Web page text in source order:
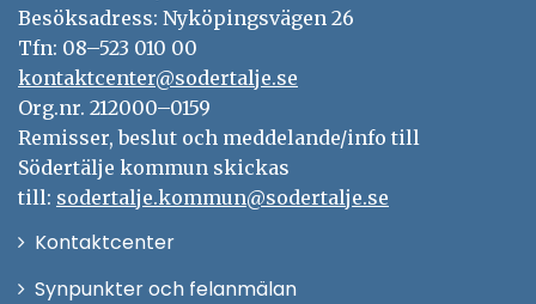
Besöksadress: Nyköpingsvägen 26
Tfn: 08–523 010 00
kontaktcenter@sodertalje.se
Org.nr. 212000–0159
Remisser, beslut och meddelande/info till
Södertälje kommun skickas
till: sodertalje.kommun@sodertalje.se
KontaktcenterÖppna
Synpunkter och felanmälan